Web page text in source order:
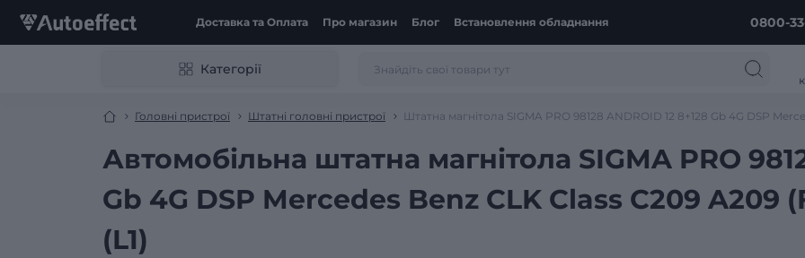
Доставка та Оплата Про магазин Блог Встановлення обладнання 0800-
Категорії
Головні пристрої Штатні головні пристрої Штатна магнітола SIGMA PRO 98128 ANDROID 12 8+128 Gb 4G DSP
Автомобільна штатна магнітола SIGMA PRO
Gb 4G DSP Mercedes Benz CLK Class C209 A209
(L1)